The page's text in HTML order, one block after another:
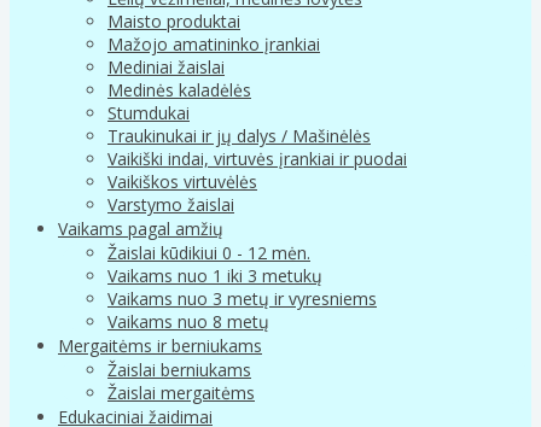
Maisto produktai
Mažojo amatininko įrankiai
Mediniai žaislai
Medinės kaladėlės
Stumdukai
Traukinukai ir jų dalys / Mašinėlės
Vaikiški indai, virtuvės įrankiai ir puodai
Vaikiškos virtuvėlės
Varstymo žaislai
Vaikams pagal amžių
Žaislai kūdikiui 0 - 12 mėn.
Vaikams nuo 1 iki 3 metukų
Vaikams nuo 3 metų ir vyresniems
Vaikams nuo 8 metų
Mergaitėms ir berniukams
Žaislai berniukams
Žaislai mergaitėms
Edukaciniai žaidimai